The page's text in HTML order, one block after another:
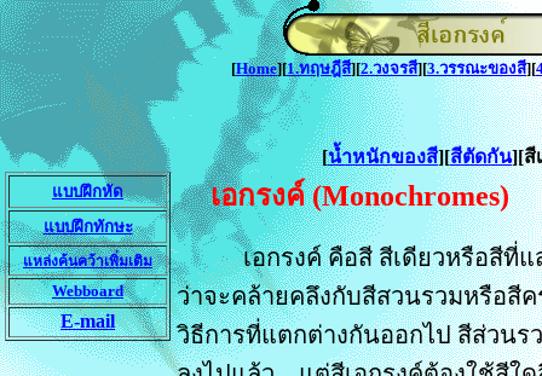
[Home][1.ทฤษฎีสี][2.วงจรสี][3.วรรณะของสี][
[น้ำหนักของสี][สีตัดกัน][สี
แบบฝึกหัด
แบบฝึกทักษะ
แหล่งค้นคว้าเพิ่มเติม
Webboard
E-mail
เอกรงค์ (Monochromes)
เอกรงค์ คือสี สีเดียวหรือสีที่
ว่าจะคล้ายคลึงกับสีสวนรวมหรือสี
วิธีการที่แตกต่างกันออกไป สีส่วน